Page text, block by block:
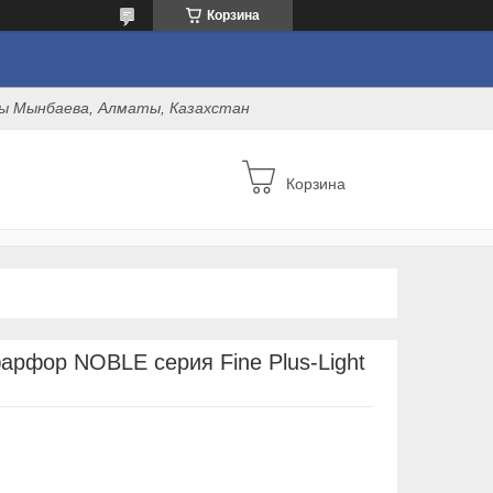
Корзина
Мынбаева, Алматы, Казахстан
Корзина
NOBLE серия Fine Plus-Light